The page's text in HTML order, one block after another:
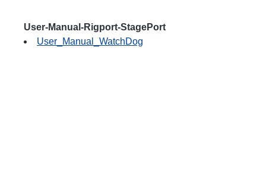
User-Manual-Rigport-StagePort
User_Manual_WatchDog